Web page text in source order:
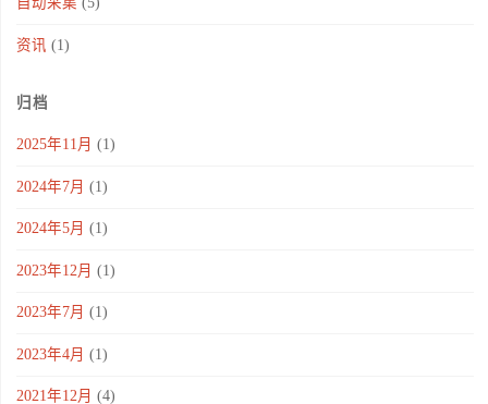
资讯 (1)
归档
2025年11月 (1)
2024年7月 (1)
2024年5月 (1)
2023年12月 (1)
2023年7月 (1)
2023年4月 (1)
2021年12月 (4)